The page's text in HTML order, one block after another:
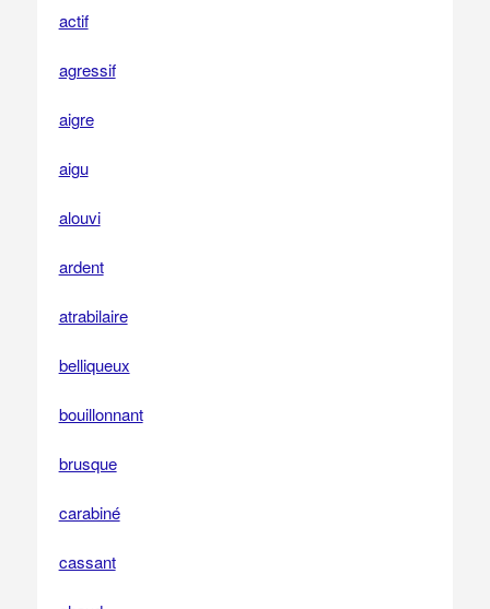
actif
agressif
aigre
aigu
alouvi
ardent
atrabilaire
belliqueux
bouillonnant
brusque
carabiné
cassant